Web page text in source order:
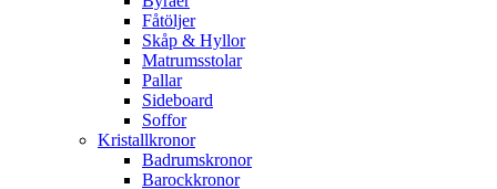
Fåtöljer
Skåp & Hyllor
Matrumsstolar
Pallar
Sideboard
Soffor
Kristallkronor
Badrumskronor
Barockkronor